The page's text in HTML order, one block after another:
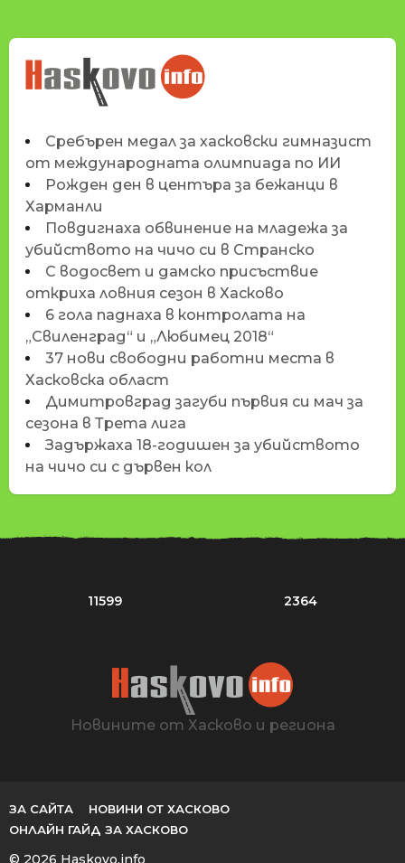
НОВИНИТЕ НА
HASKOVO.INFO
Сребърен медал за хасковски гимназист
от международната олимпиада по ИИ
Рожден ден в центъра за бежанци в
Харманли
Повдигнаха обвинение на младежа за
убийството на чичо си в Странско
С водосвет и дамско присъствие
откриха ловния сезон в Хасково
6 гола паднаха в контролата на
„Свиленград“ и „Любимец 2018“
37 нови свободни работни места в
Хасковска област
Димитровград загуби първия си мач за
сезона в Трета лига
Задържаха 18-годишен за убийството
на чичо си с дървен кол
11599 2364
Новините от Хасково и региона
ЗА САЙТА
НОВИНИ ОТ ХАСКОВО
ОНЛАЙН ГАЙД ЗА ХАСКОВО
© 2026 Haskovo.info